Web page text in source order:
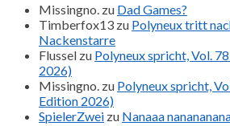
Missingno. zu Dad Games?
Timberfox13 zu Polyneux tritt
Nackenstarre
Flussel zu Polyneux spricht, Vol.
2026)
Missingno. zu Polyneux spricht,
Edition 2026)
SpielerZwei zu Nanaaa